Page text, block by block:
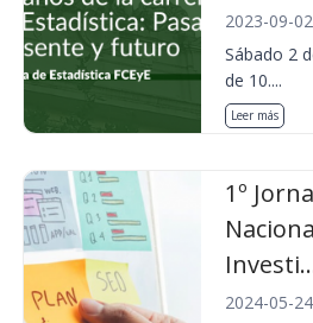
2023-09-
Sábado 2
de 10....
Leer más
1º
2024-05-